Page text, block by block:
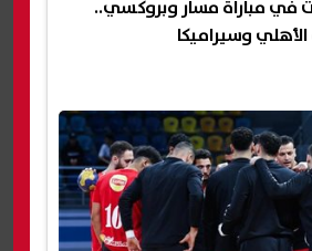
في مباراة مسار وبروكسي..
وسيراميكا